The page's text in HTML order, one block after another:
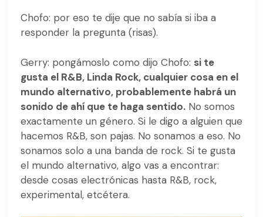
Chofo: por eso te dije que no sabía si iba a
responder la pregunta (risas).
Gerry: pongámoslo como dijo Chofo: si te
gusta el R&B, Linda Rock, cualquier cosa en el
mundo alternativo, probablemente habrá un
sonido de ahí que te haga sentido. No somos
exactamente un género. Si le digo a alguien que
hacemos R&B, son pajas. No sonamos a eso. No
sonamos solo a una banda de rock. Si te gusta
el mundo alternativo, algo vas a encontrar:
desde cosas electrónicas hasta R&B, rock,
experimental, etcétera.